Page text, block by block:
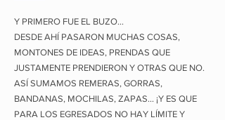
Y PRIMERO FUE EL BUZO…
DESDE AHÍ PASARON MUCHAS COSAS,
MONTONES DE IDEAS, PRENDAS QUE
JUSTAMENTE PRENDIERON Y OTRAS QUE NO.
ASÍ SUMAMOS REMERAS, GORRAS,
BANDANAS, MOCHILAS, ZAPAS… ¡Y ES QUE
PARA LOS EGRESADOS NO HAY LÍMITE Y